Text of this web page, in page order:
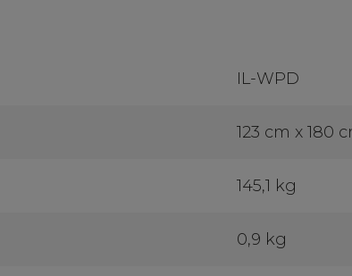
IL-WPD
123 cm x 180
145,1 kg
0,9 kg